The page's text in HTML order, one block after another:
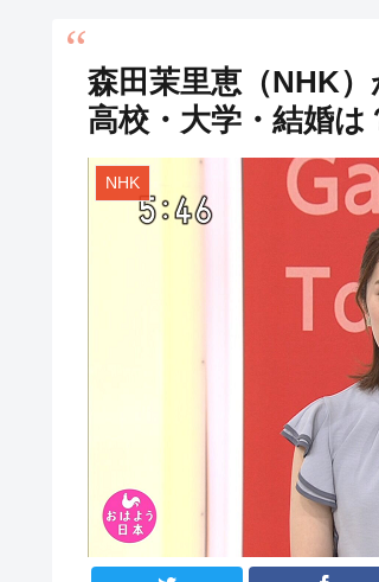
森田茉里恵（NHK
高校・大学・結婚は
NHK